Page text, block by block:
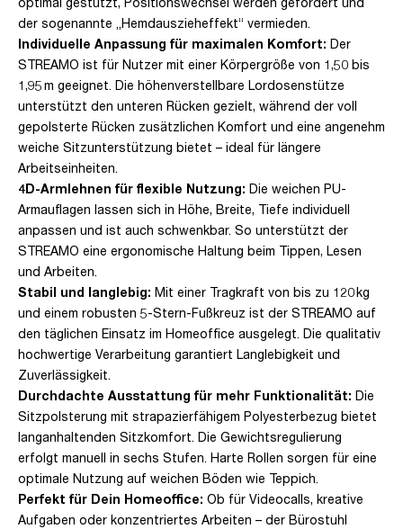
der sogenannte „Hemdauszieheffekt“ vermieden.
Individuelle Anpassung für maximalen Komfort: Der
STREAMO ist für Nutzer mit einer Körpergröße von 1,50 bis
1,95 m geeignet. Die höhenverstellbare Lordosenstütze
unterstützt den unteren Rücken gezielt, während der voll
gepolsterte Rücken zusätzlichen Komfort und eine angenehm
weiche Sitzunterstützung bietet – ideal für längere
Arbeitseinheiten.
4D-Armlehnen für flexible Nutzung: Die weichen PU-
Armauflagen lassen sich in Höhe, Breite, Tiefe individuell
anpassen und ist auch schwenkbar. So unterstützt der
STREAMO eine ergonomische Haltung beim Tippen, Lesen
und Arbeiten.
Stabil und langlebig: Mit einer Tragkraft von bis zu 120 kg
und einem robusten 5-Stern-Fußkreuz ist der STREAMO auf
den täglichen Einsatz im Homeoffice ausgelegt. Die qualitativ
hochwertige Verarbeitung garantiert Langlebigkeit und
Zuverlässigkeit.
Durchdachte Ausstattung für mehr Funktionalität: Die
Sitzpolsterung mit strapazierfähigem Polyesterbezug bietet
langanhaltenden Sitzkomfort. Die Gewichtsregulierung
erfolgt manuell in sechs Stufen. Harte Rollen sorgen für eine
optimale Nutzung auf weichen Böden wie Teppich.
Perfekt für Dein Homeoffice: Ob für Videocalls, kreative
Aufgaben oder konzentriertes Arbeiten – der Bürostuhl